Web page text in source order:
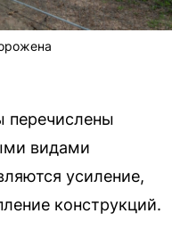
перечислены
видами
усиление,
конструкций.